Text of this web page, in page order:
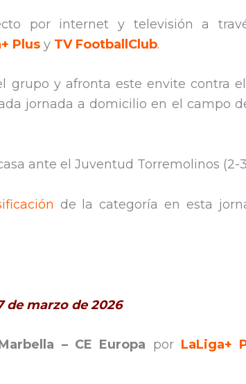
por internet y televisión a
Plus y TV FootballClub.
grupo y afronta este envite contra
jornada a domicilio en el campo
ante el Juventud Torremolinos (2-
de la categoría en esta
de marzo de 2026
– CE Europa por LaLiga+